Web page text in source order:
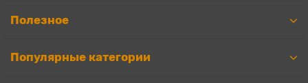
Полезное
Популярные категории